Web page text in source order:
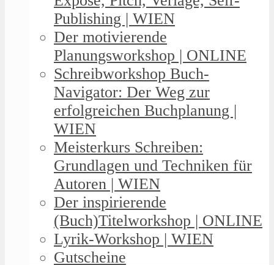
Publishing | WIEN
Der motivierende
Planungsworkshop | ONLINE
Schreibworkshop Buch-
Navigator: Der Weg zur
erfolgreichen Buchplanung |
WIEN
Meisterkurs Schreiben:
Grundlagen und Techniken für
Autoren | WIEN
Der inspirierende
(Buch)Titelworkshop | ONLINE
Lyrik-Workshop | WIEN
Gutscheine